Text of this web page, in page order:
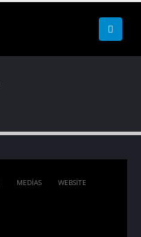
MEDIAS WEBSITE